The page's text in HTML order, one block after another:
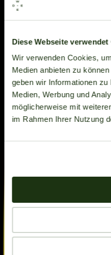
Diese Webseite verwendet
Wir verwenden Cookies,
Medien anbieten zu
geben wir Informationen
Medien, Werbung und
möglicherweise mit
im Rahmen Ihrer Nutzung